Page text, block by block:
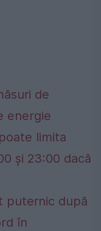
de
energie
limita
și 23:00 dacă
puternic după
în